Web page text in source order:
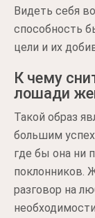
Видеть себя
способность
цели и их
К чему
лошади
Такой образ
большим
где бы она ни
поклонников.
разговор на